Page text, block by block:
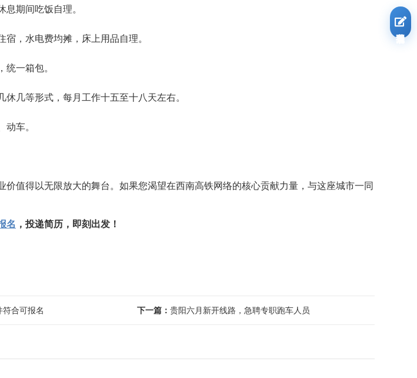
息期间吃饭自理。
，水电费均摊，床上用品自理。
统一箱包。
几等形式，每月工作十五至十八天左右。
动车。
价值得以无限放大的舞台。如果您渴望在西南高铁网络的核心贡献力量，与这座城市一同
名 ，投递简历，即刻出发！
合可报名 下一篇： 贵阳六月新开线路，急聘专职跑车人员
我要报名